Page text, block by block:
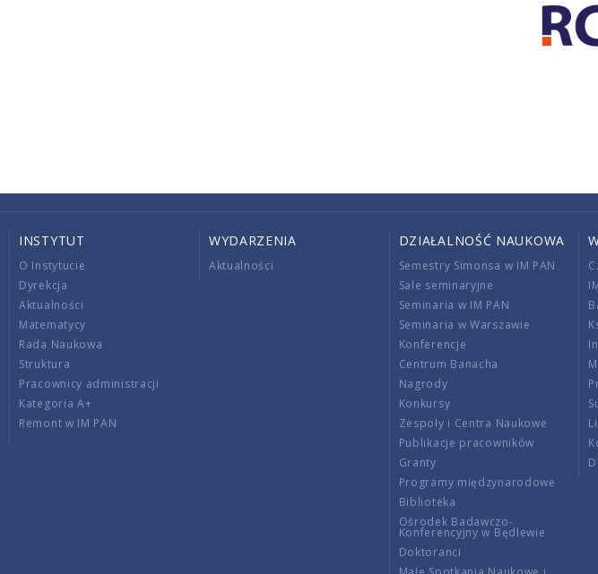
INSTYTUT
O Instytucie
Dyrekcja
Aktualności
Matematycy
Rada Naukowa
Struktura
Pracownicy administracji
Kategoria A+
Remont w IM PAN
WYDARZENIA
Aktualności
DZIAŁALNOŚĆ NAUKOWA
Semestry Simonsa w IM PAN
Sale seminaryjne
Seminaria w IM PAN
Seminaria w Warszawie
Konferencje
Centrum Banacha
Nagrody
Konkursy
Zespoły i Centra Naukowe
Publikacje pracowników
Granty
Programy międzynarodowe
Biblioteka
Ośrodek Badawczo-
Konferencyjny w Będlewie
Doktoranci